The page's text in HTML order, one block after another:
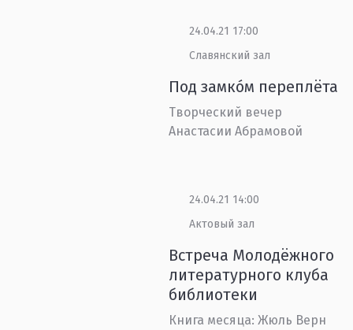
24.04.21 17:00
Славянский зал
Под замко́м переплёта
Творческий вечер
Анастасии Абрамовой
24.04.21 14:00
Актовый зал
Встреча Молодёжного
литературного клуба
библиотеки
Книга месяца: Жюль Верн